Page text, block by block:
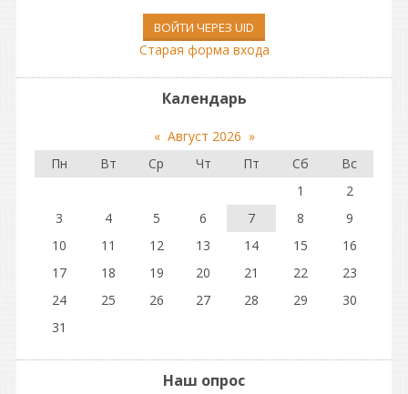
ВОЙТИ ЧЕРЕЗ UID
Старая форма входа
Календарь
« Август 2026 »
Пн
Вт Ср Чт Пт Сб
Вс
1
2
3
4 5 6 7 8
9
10
11 12 13 14 15
16
17
18 19 20 21 22
23
24
25 26 27 28 29
30
31
Наш опрос